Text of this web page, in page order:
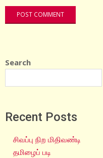
Search
Recent Posts
சிவப்பு நிற மிதிவண்டி
தமிழைப் படி